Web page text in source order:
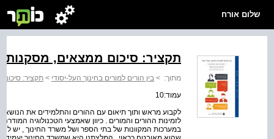
שלום אורח
תקציר: סיכום ממצאים, מסקנות
מתוך: > בין הורים למורים בחינוך העל-יסודי > תקציר:
עמוד:10
לקבוע מראש ותוך תיאום עם ההורים והתלמידים את
לזמינות ההורים והמורים . כיוון שאמצעי הטכנולוגיה
במערכות המקוונות של בתי הספר ושל משרד החינוך , יש